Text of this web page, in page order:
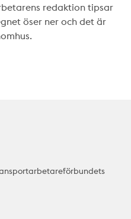
redaktion tipsar
öser ner och det är